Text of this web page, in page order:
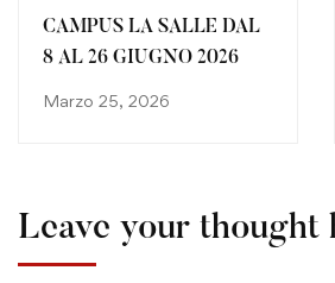
CAMPUS LA SALLE DAL
8 AL 26 GIUGNO 2026
Marzo 25, 2026
Leave your thought